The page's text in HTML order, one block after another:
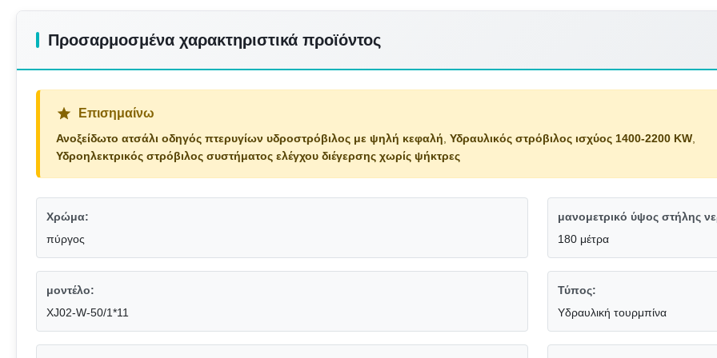
Προσαρμοσμένα χαρακτηριστικά προϊόντος
Επισημαίνω
Ανοξείδωτο ατσάλι οδηγός πτερυγίων υδροστρόβιλος με ψηλή κεφαλή Υδραυλικός στρόβιλος ισχύος 1400-2200 KW
Υδροηλεκτρικός στρόβιλος συστήματος ελέγχου διέγερσης χωρίς ψήκτρες
Χρώμα:
πύργος
μανομετρικό ύψος στήλης
180 μέτρα
μοντέλο:
XJ02-W-50/1*11
Τύπος:
Υδραυλική τουρμπίνα